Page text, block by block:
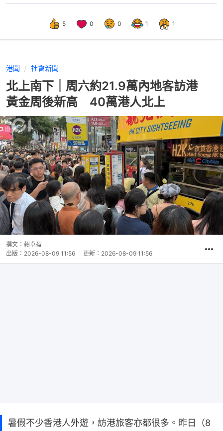
5 0 0 1 1
港聞 社會新聞
北上南下｜周六約21.9萬內地客訪港
黃金周後新高 40萬港人北上
撰文： 賴卓盈
出版： 2026-08-09 11:56 更新： 2026-08-09 11:56
暑假不少香港人外遊，訪港旅客亦都很多。昨日（8